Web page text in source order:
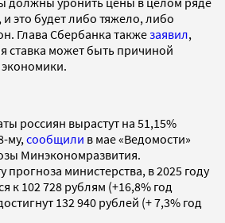
это будет либо тяжело, либо
Глава Сбербанка такжезаявил,
ставка может быть причиной
россиян вырастут на 51,15%
му, сообщили в мае «Ведомости»
Минэкономразвития.
прогноза министерства, в 2025 году
к 102 728 рублям (+16,8% год
132 940 рублей (+ 7,3% год